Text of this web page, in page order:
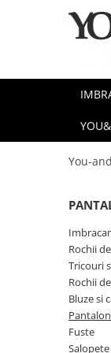
Imbracaminte
Geci si jachete
Rochii de zi
Compleuri si
Tricouri si topuri
Accesorii de
Coliere si brose
You-
Rochii
Tricouri
Rochii
Bluze si
Fuste
Salopete